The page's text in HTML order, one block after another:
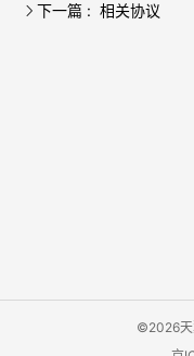
下一篇 : 相关协议
©2026天